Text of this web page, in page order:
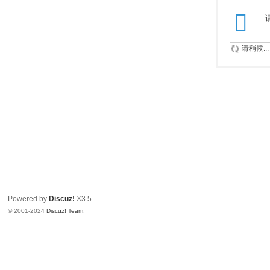
请稍候...
Powered by Discuz! X3.5
© 2001-2024Discuz! Team